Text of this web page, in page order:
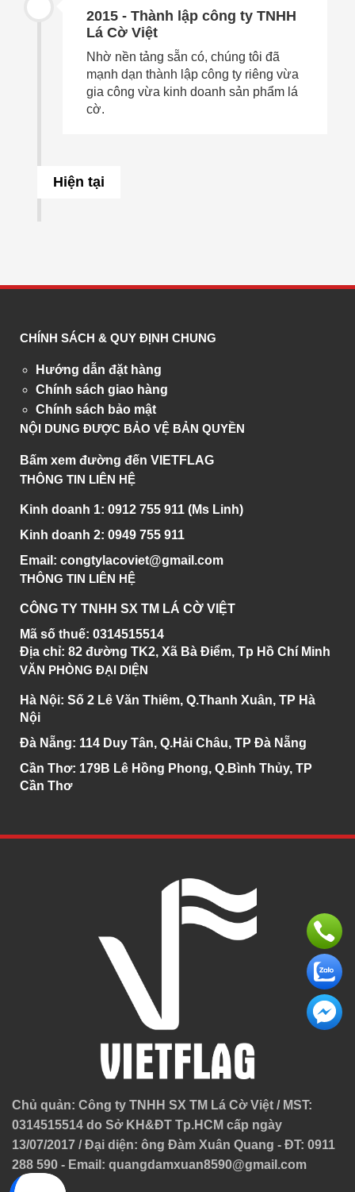
2015 - Thành lập công ty TNHH
Lá Cờ Việt
Nhờ nền tảng sẵn có, chúng tôi đã
mạnh dạn thành lập công ty riêng vừa
gia công vừa kinh doanh sản phẩm lá
cờ.
Hiện tại
CHÍNH SÁCH & QUY ĐỊNH CHUNG
Hướng dẫn đặt hàng
Chính sách giao hàng
Chính sách bảo mật
NỘI DUNG ĐƯỢC BẢO VỆ BẢN QUYỀN
Bấm xem đường đến VIETFLAG
THÔNG TIN LIÊN HỆ
Kinh doanh 1: 0912 755 911 (Ms Linh)
Kinh doanh 2: 0949 755 911
Email: congtylacoviet@gmail.com
THÔNG TIN LIÊN HỆ
CÔNG TY TNHH SX TM LÁ CỜ VIỆT
Mã số thuế: 0314515514
Địa chỉ: 82 đường TK2, Xã Bà Điểm, Tp Hồ Chí Minh
VĂN PHÒNG ĐẠI DIỆN
Hà Nội: Số 2 Lê Văn Thiêm, Q.Thanh Xuân, TP Hà
Nội
Đà Nẵng: 114 Duy Tân, Q.Hải Châu, TP Đà Nẵng
Cần Thơ: 179B Lê Hồng Phong, Q.Bình Thủy, TP
Cần Thơ
Chủ quản: Công ty TNHH SX TM Lá Cờ Việt / MST:
0314515514 do Sở KH&ĐT Tp.HCM cấp ngày
13/07/2017 / Đại diện: ông Đàm Xuân Quang - ĐT: 0911
288 590 - Email: quangdamxuan8590@gmail.com